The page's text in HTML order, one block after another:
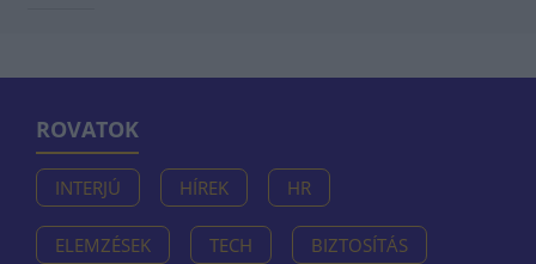
ROVATOK
INTERJÚ HÍREK HR
ELEMZÉSEK TECH BIZTOSÍTÁS